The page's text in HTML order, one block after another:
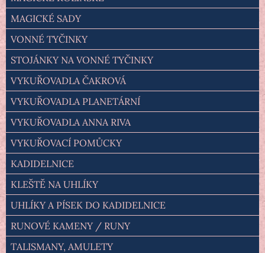
MAGICKÉ SADY
VONNÉ TYČINKY
STOJÁNKY NA VONNÉ TYČINKY
VYKUŘOVADLA ČAKROVÁ
VYKUŘOVADLA PLANETÁRNÍ
VYKUŘOVADLA ANNA RIVA
VYKUŘOVACÍ POMŮCKY
KADIDELNICE
KLEŠTĚ NA UHLÍKY
UHLÍKY A PÍSEK DO KADIDELNICE
RUNOVÉ KAMENY / RUNY
TALISMANY, AMULETY